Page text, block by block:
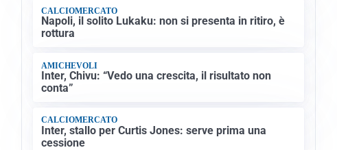
CALCIOMERCATO
Napoli, il solito Lukaku: non si presenta in ritiro, è
rottura
AMICHEVOLI
Inter, Chivu: “Vedo una crescita, il risultato non
conta”
CALCIOMERCATO
Inter, stallo per Curtis Jones: serve prima una
cessione